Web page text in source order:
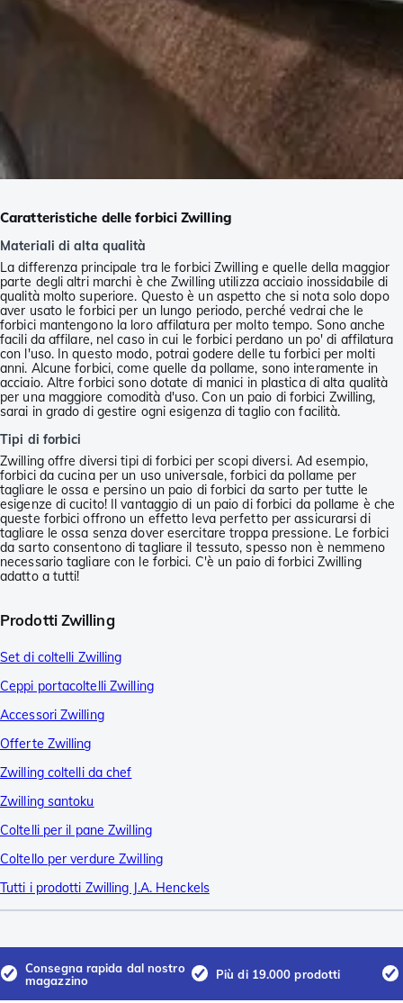
Caratteristiche delle forbici Zwilling
Materiali di alta qualità
La differenza principale tra le forbici Zwilling e quelle della maggior
parte degli altri marchi è che Zwilling utilizza acciaio inossidabile di
qualità molto superiore. Questo è un aspetto che si nota solo dopo
aver usato le forbici per un lungo periodo, perché vedrai che le
forbici mantengono la loro affilatura per molto tempo. Sono anche
facili da affilare, nel caso in cui le forbici perdano un po' di affilatura
con l'uso. In questo modo, potrai godere delle tu forbici per molti
anni. Alcune forbici, come quelle da pollame, sono interamente in
acciaio. Altre forbici sono dotate di manici in plastica di alta qualità
per una maggiore comodità d'uso. Con un paio di forbici Zwilling,
sarai in grado di gestire ogni esigenza di taglio con facilità.
Tipi di forbici
Zwilling offre diversi tipi di forbici per scopi diversi. Ad esempio,
forbici da cucina per un uso universale, forbici da pollame per
tagliare le ossa e persino un paio di forbici da sarto per tutte le
esigenze di cucito! Il vantaggio di un paio di forbici da pollame è che
queste forbici offrono un effetto leva perfetto per assicurarsi di
tagliare le ossa senza dover esercitare troppa pressione. Le forbici
da sarto consentono di tagliare il tessuto, spesso non è nemmeno
necessario tagliare con le forbici. C'è un paio di forbici Zwilling
adatto a tutti!
Prodotti Zwilling
Set di coltelli Zwilling
Ceppi portacoltelli Zwilling
Accessori Zwilling
Offerte Zwilling
Zwilling coltelli da chef
Zwilling santoku
Coltelli per il pane Zwilling
Coltello per verdure Zwilling
Tutti i prodotti Zwilling J.A. Henckels
Consegna rapida dal nostro
magazzino
Più di 19.000 prodotti